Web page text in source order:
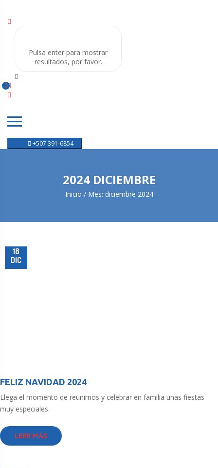
Pulsa enter para mostrar
resultados, por favor.
0
+507 391-6854
2024 DICIEMBRE
Inicio Mes: diciembre 2024
18
DIC
FELIZ NAVIDAD 2024
Llega el momento de reunirnos y celebrar en familia unas fiestas
muy especiales.
LEER MÁS